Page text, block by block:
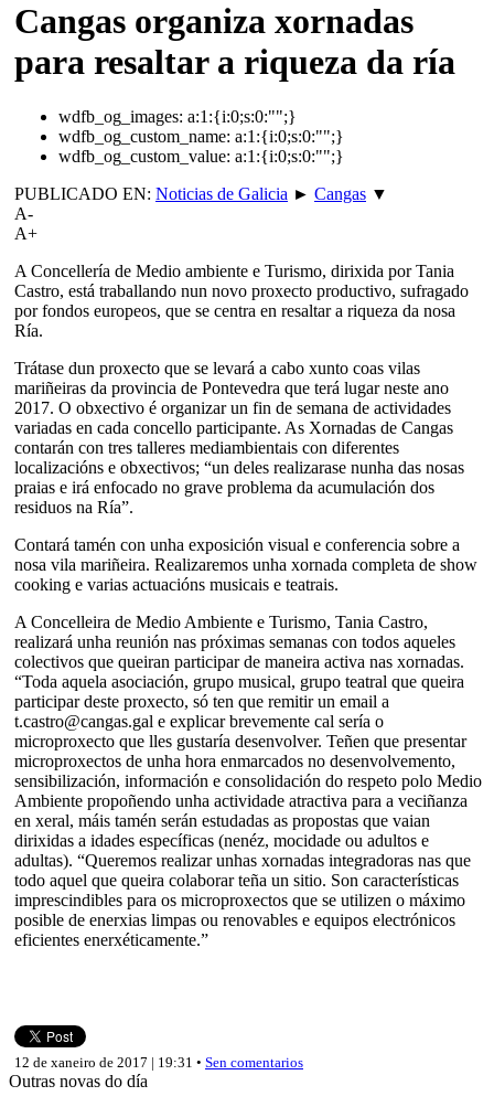
Cangas organiza xornadas
para resaltar a riqueza da ría
wdfb_og_images: a:1:{i:0;s:0:"";}
wdfb_og_custom_name: a:1:{i:0;s:0:"";}
wdfb_og_custom_value: a:1:{i:0;s:0:"";}
PUBLICADO EN: Noticias de Galicia ► Cangas ▼
A-
A+
A Concellería de Medio ambiente e Turismo, dirixida por Tania
Castro, está traballando nun novo proxecto productivo, sufragado
por fondos europeos, que se centra en resaltar a riqueza da nosa
Ría.
Trátase dun proxecto que se levará a cabo xunto coas vilas
mariñeiras da provincia de Pontevedra que terá lugar neste ano
2017. O obxectivo é organizar un fin de semana de actividades
variadas en cada concello participante. As Xornadas de Cangas
contarán con tres talleres mediambientais con diferentes
localizacións e obxectivos; “un deles realizarase nunha das nosas
praias e irá enfocado no grave problema da acumulación dos
residuos na Ría”.
Contará tamén con unha exposición visual e conferencia sobre a
nosa vila mariñeira. Realizaremos unha xornada completa de show
cooking e varias actuacións musicais e teatrais.
A Concelleira de Medio Ambiente e Turismo, Tania Castro,
realizará unha reunión nas próximas semanas con todos aqueles
colectivos que queiran participar de maneira activa nas xornadas.
“Toda aquela asociación, grupo musical, grupo teatral que queira
participar deste proxecto, só ten que remitir un email a
t.castro@cangas.gal e explicar brevemente cal sería o
microproxecto que lles gustaría desenvolver. Teñen que presentar
microproxectos de unha hora enmarcados no desenvolvemento,
sensibilización, información e consolidación do respeto polo Medio
Ambiente propoñendo unha actividade atractiva para a veciñanza
en xeral, máis tamén serán estudadas as propostas que vaian
dirixidas a idades específicas (nenéz, mocidade ou adultos e
adultas). “Queremos realizar unhas xornadas integradoras nas que
todo aquel que queira colaborar teña un sitio. Son características
imprescindibles para os microproxectos que se utilizen o máximo
posible de enerxias limpas ou renovables e equipos electrónicos
eficientes enerxéticamente.”
12 de xaneiro de 2017 | 19:31 • Sen comentarios
Outras novas do día